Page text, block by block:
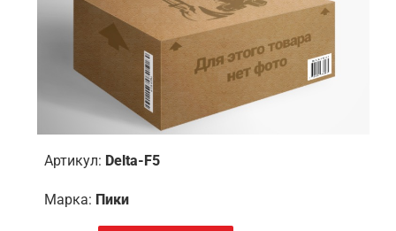
Артикул: Delta-F5
Марка: Пики